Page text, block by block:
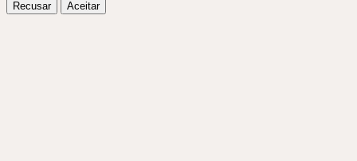
Recusar Aceitar